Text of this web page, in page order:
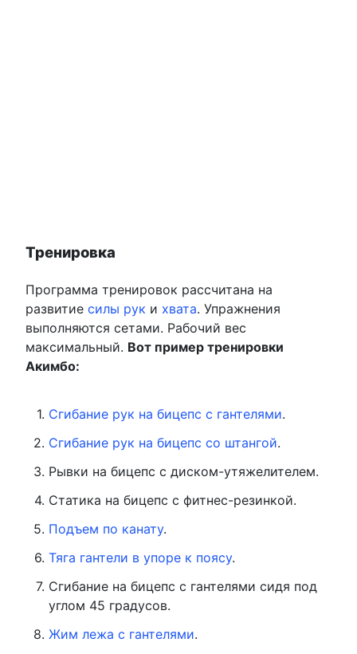
Тренировка
Программа тренировок рассчитана на
развитие силы рук и хвата. Упражнения
выполняются сетами. Рабочий вес
максимальный. Вот пример тренировки
Акимбо:
Сгибание рук на бицепс с гантелями.
Сгибание рук на бицепс со штангой.
Рывки на бицепс с диском-утяжелителем.
Статика на бицепс с фитнес-резинкой.
Подъем по канату.
Тяга гантели в упоре к поясу.
Сгибание на бицепс с гантелями сидя под
углом 45 градусов.
Жим лежа с гантелями.